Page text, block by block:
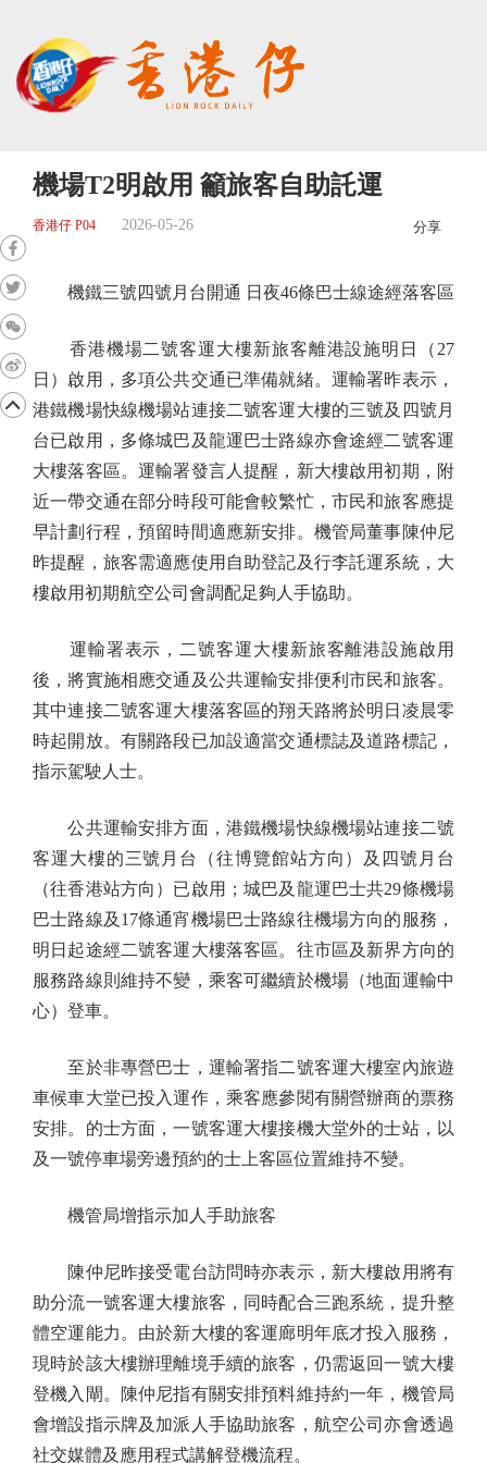
機場T2明啟用 籲旅客自助託運
香港仔 P04 2026-05-26 分享
機鐵三號四號月台開通 日夜46條巴士線途經落客區
香港機場二號客運大樓新旅客離港設施明日（27
日）啟用，多項公共交通已準備就緒。運輸署昨表示，
港鐵機場快線機場站連接二號客運大樓的三號及四號月
台已啟用，多條城巴及龍運巴士路線亦會途經二號客運
大樓落客區。運輸署發言人提醒，新大樓啟用初期，附
近一帶交通在部分時段可能會較繁忙，市民和旅客應提
早計劃行程，預留時間適應新安排。機管局董事陳仲尼
昨提醒，旅客需適應使用自助登記及行李託運系統，大
樓啟用初期航空公司會調配足夠人手協助。
運輸署表示，二號客運大樓新旅客離港設施啟用
後，將實施相應交通及公共運輸安排便利市民和旅客。
其中連接二號客運大樓落客區的翔天路將於明日凌晨零
時起開放。有關路段已加設適當交通標誌及道路標記，
指示駕駛人士。
公共運輸安排方面，港鐵機場快線機場站連接二號
客運大樓的三號月台（往博覽館站方向）及四號月台
（往香港站方向）已啟用；城巴及龍運巴士共29條機場
巴士路線及17條通宵機場巴士路線往機場方向的服務，
明日起途經二號客運大樓落客區。往市區及新界方向的
服務路線則維持不變，乘客可繼續於機場（地面運輸中
心）登車。
至於非專營巴士，運輸署指二號客運大樓室內旅遊
車候車大堂已投入運作，乘客應參閱有關營辦商的票務
安排。的士方面，一號客運大樓接機大堂外的士站，以
及一號停車場旁邊預約的士上客區位置維持不變。
機管局增指示加人手助旅客
陳仲尼昨接受電台訪問時亦表示，新大樓啟用將有
助分流一號客運大樓旅客，同時配合三跑系統，提升整
體空運能力。由於新大樓的客運廊明年底才投入服務，
現時於該大樓辦理離境手續的旅客，仍需返回一號大樓
登機入閘。陳仲尼指有關安排預料維持約一年，機管局
會增設指示牌及加派人手協助旅客，航空公司亦會透過
社交媒體及應用程式講解登機流程。